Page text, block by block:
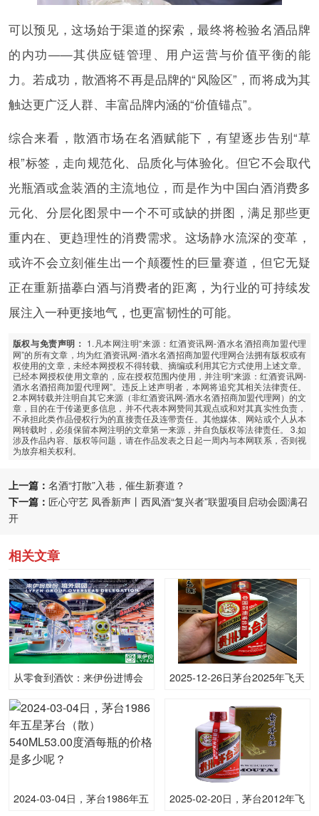
可以预见，这场始于渠道的探索，最终将检验名酒品牌
的内功——其供应链管理、用户运营与价值平衡的能
力。若成功，散酒将不再是品牌的“风险区”，而将成为其
触达更广泛人群、丰富品牌内涵的“价值锚点”。
综合来看，散酒市场在名酒赋能下，有望逐步告别“草
根”标签，走向规范化、品质化与体验化。但它不会取代
光瓶酒或盒装酒的主流地位，而是作为中国白酒消费多
元化、分层化图景中一个不可或缺的拼图，满足那些更
重内在、更趋理性的消费需求。这场静水流深的变革，
或许不会立刻催生出一个颠覆性的巨量赛道，但它无疑
正在重新描摹白酒与消费者的距离，为行业的可持续发
展注入一种更接地气，也更富韧性的可能。
版权与免责声明： 1.凡本网注明“来源：红酒资讯网-酒水名酒招商加盟代理
网”的所有文章，均为红酒资讯网-酒水名酒招商加盟代理网合法拥有版权或有
权使用的文章，未经本网授权不得转载、摘编或利用其它方式使用上述文章。
已经本网授权使用文章的，应在授权范围内使用，并注明“来源：红酒资讯网-
酒水名酒招商加盟代理网”。违反上述声明者，本网将追究其相关法律责任。
2.本网转载并注明自其它来源（非红酒资讯网-酒水名酒招商加盟代理网）的文
章，目的在于传递更多信息，并不代表本网赞同其观点或和对其真实性负责，
不承担此类作品侵权行为的直接责任及连带责任。其他媒体、网站或个人从本
网转载时，必须保留本网注明的文章第一来源，并自负版权等法律责任。 3.如
涉及作品内容、版权等问题，请在作品发表之日起一周内与本网联系，否则视
为放弃相关权利。
上一篇： 名酒“打散”入巷，催生新赛道？
下一篇： 匠心守艺 凤香新声丨西凤酒“复兴者”联盟项目启动会圆满召
开
相关文章
从零食到酒饮：来伊份进博会
展示全品类布局战略
2025-12-26日茅台2025年飞天
瓶，下跌 5元
2024-03-04日，茅台1986年五
2025-02-20日，茅台2012年飞